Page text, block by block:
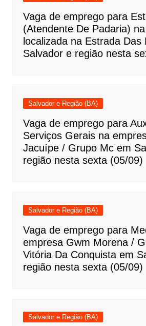
Vaga de emprego para
(Atendente De Padaria)
localizada na Estrada Das
Salvador e região nesta
Salvador e Região (BA)
Vaga de emprego para
Serviços Gerais na
Jacuípe / Grupo Mc em
região nesta sexta (05/09)
Salvador e Região (BA)
Vaga de emprego para
empresa Gwm Morena /
Vitória Da Conquista em
região nesta sexta (05/09)
Salvador e Região (BA)